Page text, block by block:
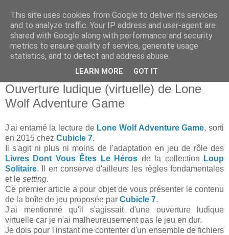
Ouverture ludique (virtuelle) de Lone
Wolf Adventure Game
J'ai entamé la lecture de Lone Wolf Adventure Game, sorti
en 2015 chez Cubicle 7.
Il s'agit ni plus ni moins de l'adaptation en jeu de rôle des
Livres Dont Vous Êtes Le Héros de la collection
Loup
Solitaire. Il en conserve d'ailleurs les règles fondamentales
et le setting.
Ce premier article a pour objet de vous présenter le contenu
de la boîte de jeu proposée par Cubicle 7.
J'ai mentionné qu'il s'agissait d'une ouverture ludique
virtuelle car je n'ai malheureusement pas le jeu en dur.
Je dois pour l'instant me contenter d'un ensemble de fichiers
This site uses cookies from Google to deliver its services
and to analyze traffic. Your IP address and user-agent are
shared with Google along with performance and security
metrics to ensure quality of service, generate usage
statistics, and to detect and address abuse.
LEARN MORE GOT IT